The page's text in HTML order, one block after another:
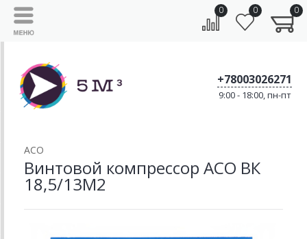
0 0 0
+78003026271
9:00 - 18:00, пн-пт
АСО
Винтовой компрессор АСО ВК
18,5/13М2